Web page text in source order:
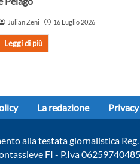
Julian Zeni 16 Luglio 2026
Leggi di più
La redazione
alla testata giornalistica
FI - P.Iva